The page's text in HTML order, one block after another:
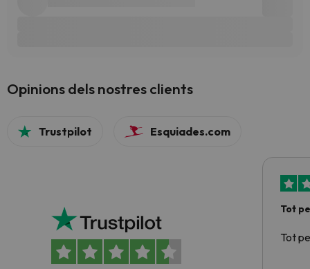
Opinions dels nostres clients
Trustpilot Esquiades.com
Tot
Tot